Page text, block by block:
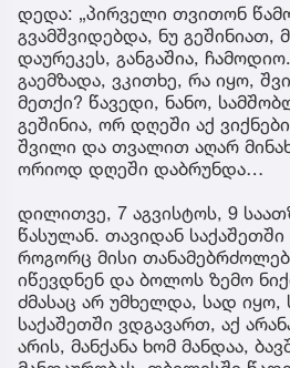
დედა: „პირველი თვითონ
გვამშვიდებდა, ნუ გეშინიათ,
დაურეკეს, განგაშია,
გაემზადა, ვკითხე, რა იყო,
მეთქი? წავედი, ნანო,
გეშინია, ორ დღეში აქ
შვილი და თვალით აღარ
ორიოდ დღეში დაბრუნდა…
დილითვე, 7 აგვისტოს, 9
წასულან. თავიდან
როგორც მისი
იწევდნენ და ბოლოს ზემო
ძმასაც არ უმხელდა, სად
საქაშეთში ვდგავართ, აქ
არის, მანქანა ხომ მანდაა,